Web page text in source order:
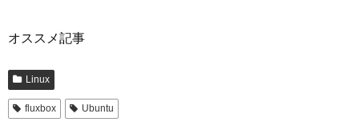
オススメ記事
Linux
fluxbox Ubuntu